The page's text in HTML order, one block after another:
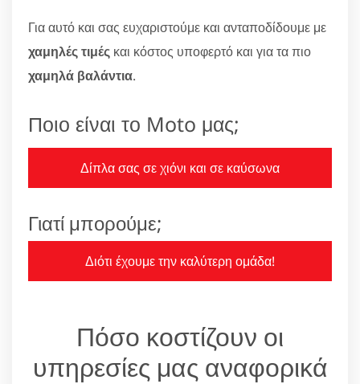
Για αυτό και σας ευχαριστούμε και ανταποδίδουμε με
χαμηλές τιμές και κόστος υποφερτό και για τα πιο
χαμηλά βαλάντια.
Ποιο είναι το Moto μας;
Δίπλα σας σε χιόνι και σε καύσωνα
Γιατί μπορούμε;
Διότι έχουμε την καλύτερη ομάδα!
Πόσο κοστίζουν οι
υπηρεσίες μας αναφορικά